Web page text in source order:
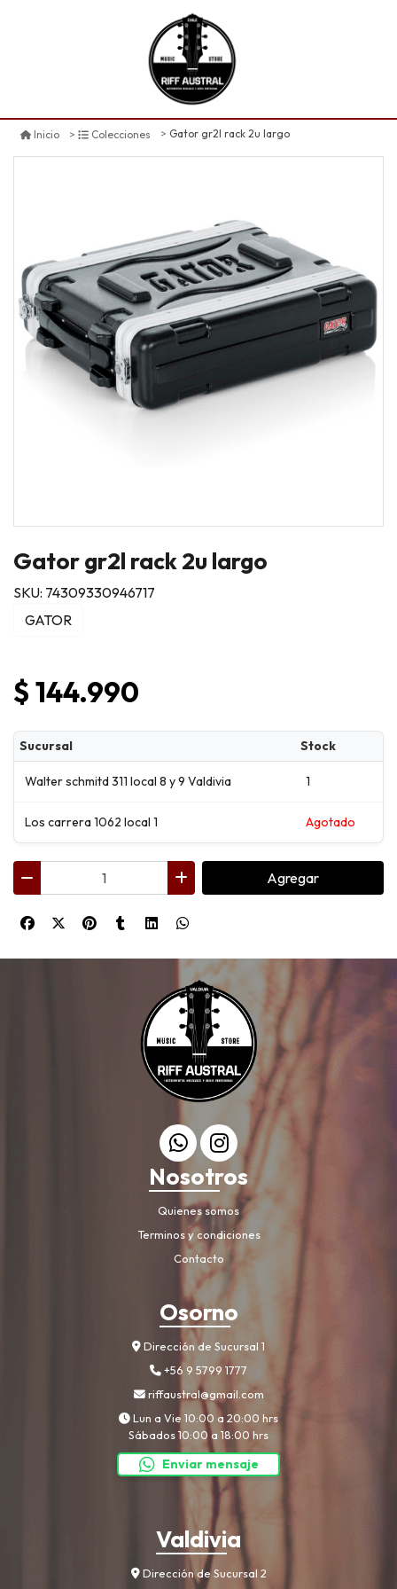
Inicio Colecciones Gator gr2l rack 2u largo
Gator gr2l rack 2u largo
SKU: 74309330946717
GATOR
$ 144.990
Sucursal Stock
Walter schmitd 311 local 8 y 9 Valdivia 1
Los carrera 1062 local 1 Agotado
Agregar
Nosotros
Quienes somos
Terminos y condiciones
Contacto
Osorno
Dirección de Sucursal 1
+56 9 5799 1777
riffaustral@gmail.com
Lun a Vie 10:00 a 20:00 hrs
Sábados 10:00 a 18:00 hrs
Enviar mensaje
Valdivia
Dirección de Sucursal 2